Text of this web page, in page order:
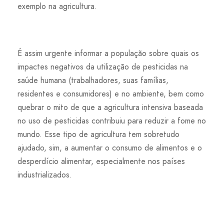
exemplo na agricultura.
É assim urgente informar a população sobre quais os
impactes negativos da utilização de pesticidas na
saúde humana (trabalhadores, suas famílias,
residentes e consumidores) e no ambiente, bem como
quebrar o mito de que a agricultura intensiva baseada
no uso de pesticidas contribuiu para reduzir a fome no
mundo. Esse tipo de agricultura tem sobretudo
ajudado, sim, a aumentar o consumo de alimentos e o
desperdício alimentar, especialmente nos países
industrializados.